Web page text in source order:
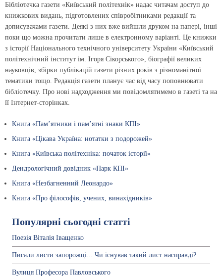
Бібліотечка газети «Київський політехнік» надає читачам доступ до
книжкових видань, підготовлених співробітниками редакції та
дописувачами газети. Деякі з них вже вийшли друком на папері, інші
поки що можна прочитати лише в електронному варіанті. Це книжки
з історії Національного технічного університету України «Київський
політехнічний інститут ім. Ігоря Сікорського», біографії великих
науковців, збірки публікацій газети різних років з різноманітної
тематики тощо. Редакція газети планує час від часу поповнювати
бібліотечку. Про нові надходження ми повідомлятимемо в газеті та на
її Інтернет-сторінках.
Книга «Пам’ятники і пам’ятні знаки КПІ»
Книга «Цікава Україна: нотатки з подорожей»
Книга «Київська політехніка: початок історії»
Дендрологічний довідник «Парк КПІ»
Книга «Незбагненний Леонардо»
Книга «Про філософів, учених, винахідників»
Популярні сьогодні статті
Поезія Віталія Іващенко
Писали листи запорожці... Чи існував такий лист насправді?
Вулиця Професора Павловського